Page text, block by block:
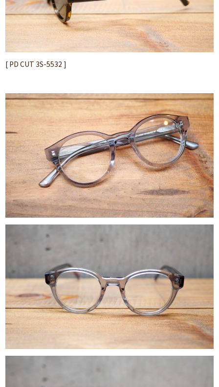
[ PD CUT 3S-5532 ]